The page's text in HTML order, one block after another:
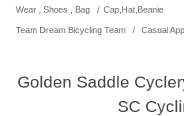
Wear , Shoes , Bag / Cap,Hat,Beanie
Team Dream Bicycling Team / Casual
Golden Saddle
SC